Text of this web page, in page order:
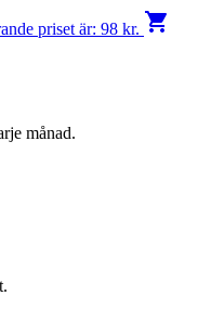
priset är: 98 kr. shopping_cart
månad.